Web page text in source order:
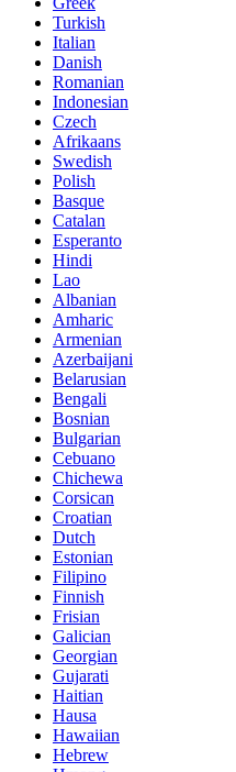
Turkish
Italian
Danish
Romanian
Indonesian
Czech
Afrikaans
Swedish
Polish
Basque
Catalan
Esperanto
Hindi
Lao
Albanian
Amharic
Armenian
Azerbaijani
Belarusian
Bengali
Bosnian
Bulgarian
Cebuano
Chichewa
Corsican
Croatian
Dutch
Estonian
Filipino
Finnish
Frisian
Galician
Georgian
Gujarati
Haitian
Hausa
Hawaiian
Hebrew